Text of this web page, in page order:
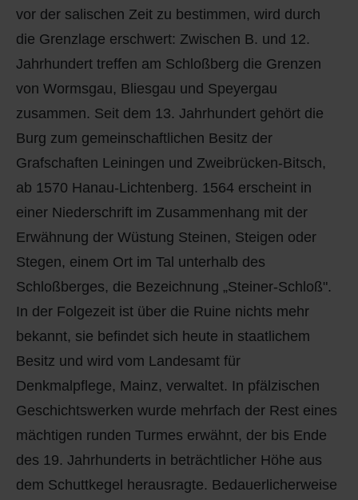
vor der salischen Zeit zu bestimmen, wird durch
die Grenzlage erschwert: Zwischen B. und 12.
Jahrhundert treffen am Schloßberg die Grenzen
von Wormsgau, Bliesgau und Speyergau
zusammen. Seit dem 13. Jahrhundert gehört die
Burg zum gemeinschaftlichen Besitz der
Grafschaften Leiningen und Zweibrücken-Bitsch,
ab 1570 Hanau-Lichtenberg. 1564 erscheint in
einer Niederschrift im Zusammenhang mit der
Erwähnung der Wüstung Steinen, Steigen oder
Stegen, einem Ort im Tal unterhalb des
Schloßberges, die Bezeichnung „Steiner-Schloß".
In der Folgezeit ist über die Ruine nichts mehr
bekannt, sie befindet sich heute in staatlichem
Besitz und wird vom Landesamt für
Denkmalpflege, Mainz, verwaltet. In pfälzischen
Geschichtswerken wurde mehrfach der Rest eines
mächtigen runden Turmes erwähnt, der bis Ende
des 19. Jahrhunderts in beträchtlicher Höhe aus
dem Schuttkegel herausragte. Bedauerlicherweise